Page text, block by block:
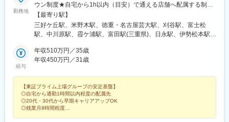
勤務地
ウン制度★自宅から1h以内（目安）で通える店舗へ配属する制度
です！＼以下いずれかの店舗に配属／■愛知県名古屋市、北名古屋
市、清須市、春日井市、豊田市、瀬戸市、尾張旭市、みよし市、
日進市、豊明市、知多郡、知多市、東海市、刈谷市、高浜市、半
市、豊橋市■岐阜県郡上市、下呂市、高山市、飛騨市、岐阜市、瑞
穂市、関市、各務原市、美濃市、美濃加茂市、可児市、多治見
市、鈴鹿市■静岡県静岡市、藤枝市、浜松市■富山県下新川郡、滑
川市、高岡市、黒部市、射水市、小矢部市、中新川郡、砺波市、
南砺市、氷見市、富山市■石川県金沢市■福井県福井市、敦賀市■
京都府京都市、宇治市、向日市 ■大阪府東大阪市、枚方市■兵庫県
【最寄り駅】
三好ケ丘駅、米野木駅、徳重・名古屋芸大駅、刈谷駅、富士松
駅、中川原駅、霞ケ浦駅、富田駅(三重県)、日永駅、伊勢松本駅、
駅、玉垣駅、千代崎駅、円町駅、石田駅(京都府)、向日町駅、向島
駅、刈谷市駅、西春駅、乙川駅、青山駅(愛知県)、大須観音駅、新
知県)、味美駅(東海交通線)、黒川駅(愛知県)、志賀本通駅、名城公
園駅、自由ケ丘駅(愛知県)、今池駅(愛知県)、覚王山駅、道徳駅、
柴田駅、一社駅、平針駅、喜多山駅(愛知県)、上社駅、野並駅、相
生山駅、塩釜口駅、高蔵寺駅、大森・金城学院前駅、印場駅、小
給与
年収510万円／35歳
年収450万円／31歳
【東証プライム上場グループの安定基盤】
◎自宅から通勤1時間以内程度の配属先
◎20代・30代から早期キャリアアップOK
◎残業月8時間程度